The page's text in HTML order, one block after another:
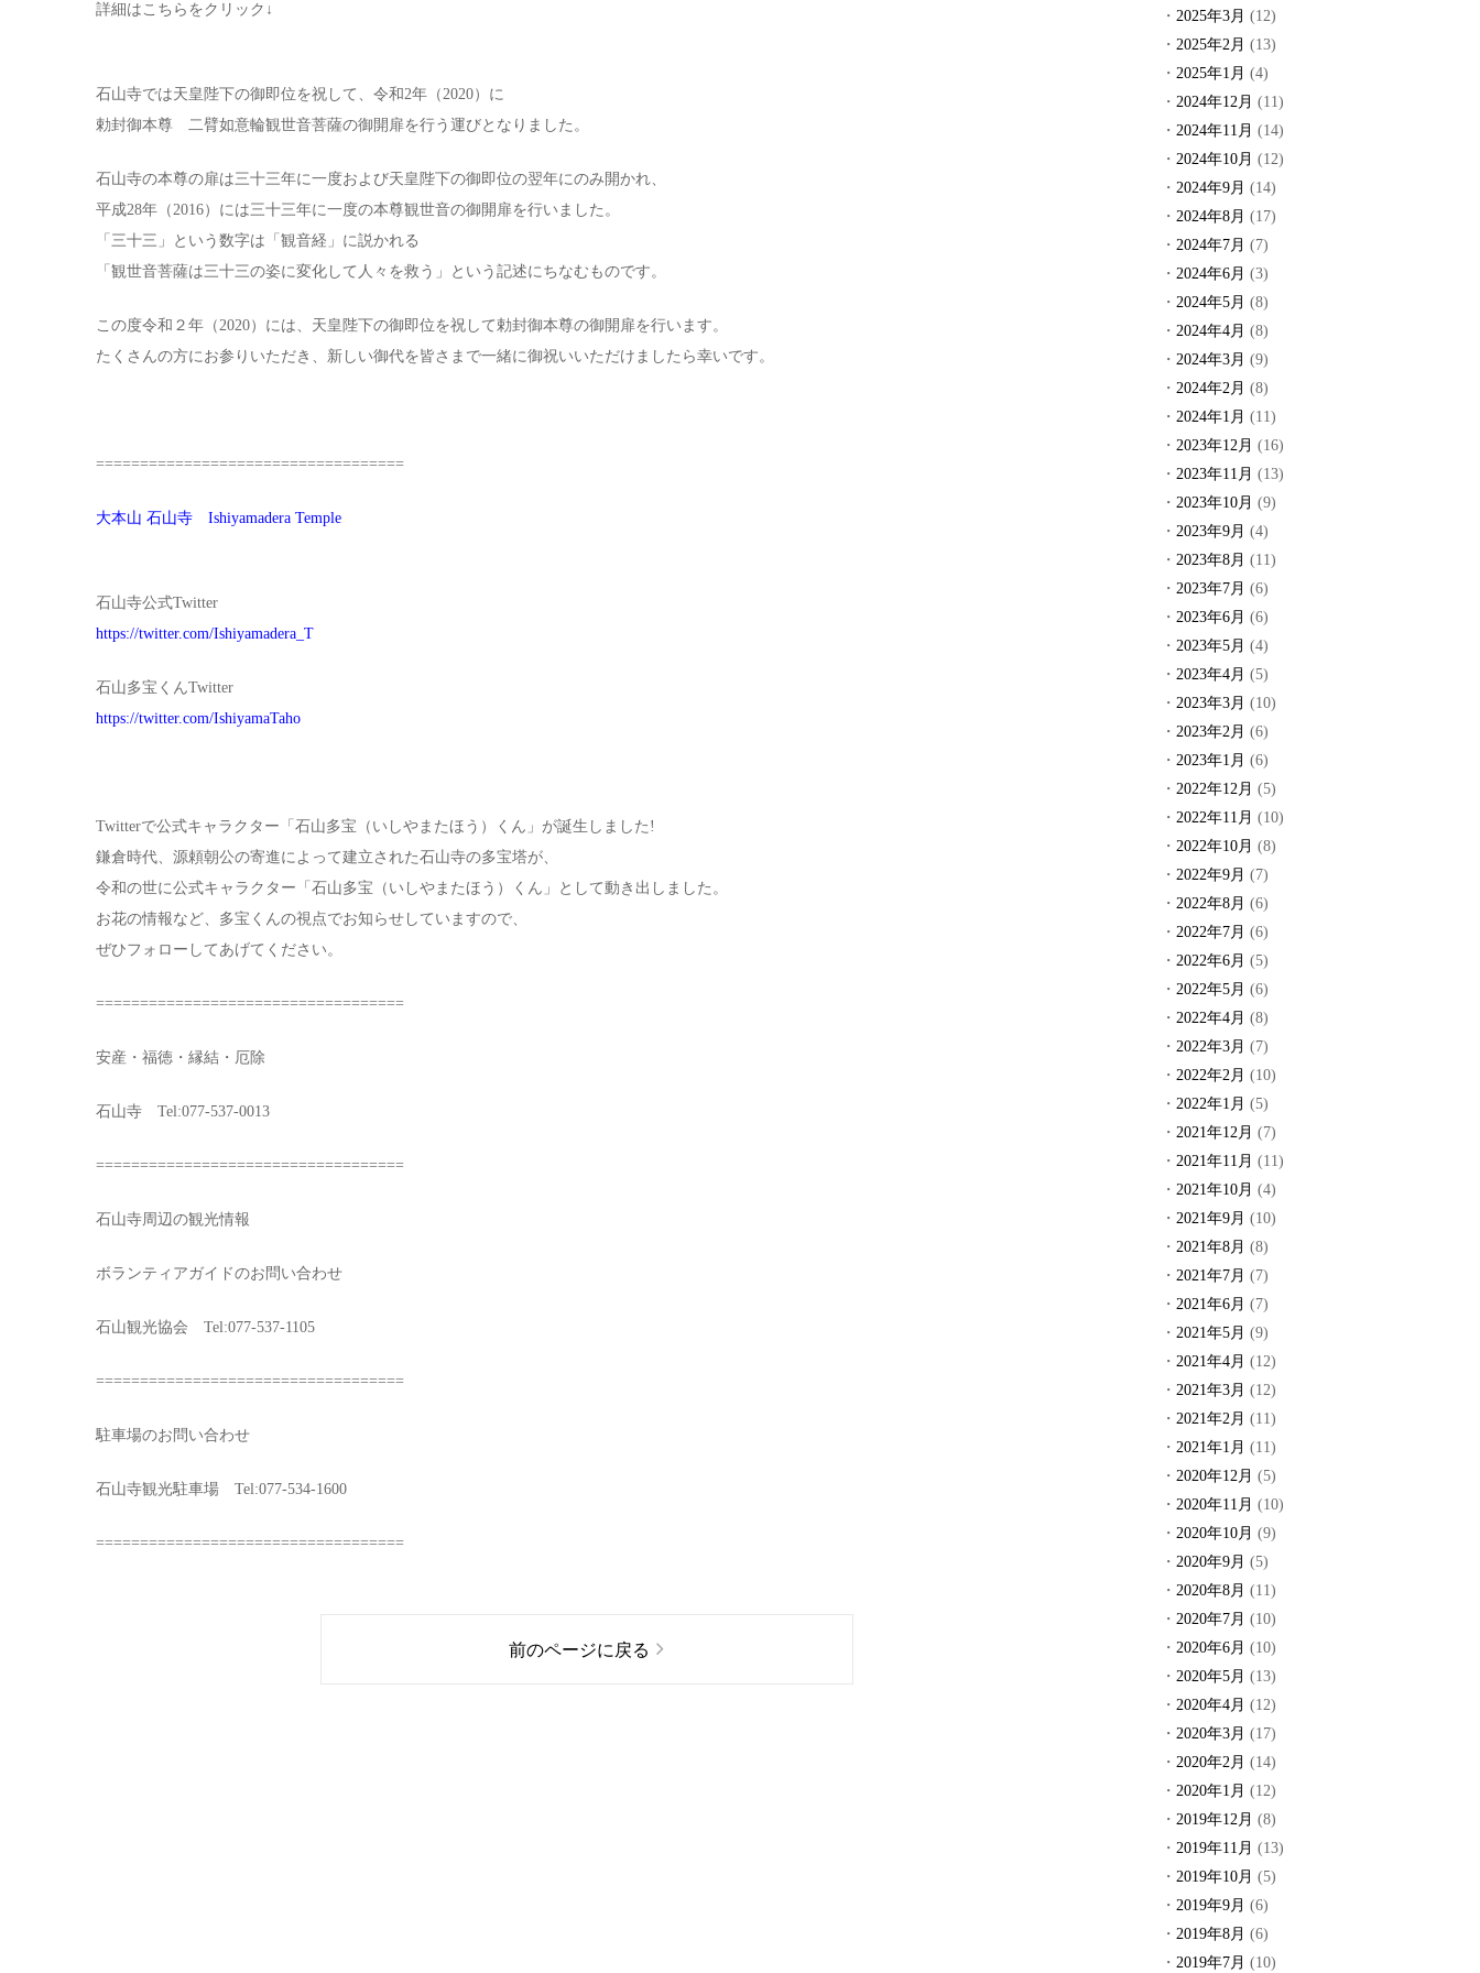
詳細はこちらをクリック↓
石山寺では天皇陛下の御即位を祝して、令和2年（2020）に
勅封御本尊 二臂如意輪観世音菩薩の御開扉を行う運びとなりました。
石山寺の本尊の扉は三十三年に一度および天皇陛下の御即位の翌年にのみ開かれ、
平成28年（2016）には三十三年に一度の本尊観世音の御開扉を行いました。
「三十三」という数字は「観音経」に説かれる
「観世音菩薩は三十三の姿に変化して人々を救う」という記述にちなむものです。
この度令和２年（2020）には、天皇陛下の御即位を祝して勅封御本尊の御開扉を行います。
たくさんの方にお参りいただき、新しい御代を皆さまで一緒に御祝いいただけましたら幸いです。
===================================
大本山 石山寺 Ishiyamadera Temple
石山寺公式Twitter
https://twitter.com/Ishiyamadera_T
石山多宝くんTwitter
https://twitter.com/IshiyamaTaho
Twitterで公式キャラクター「石山多宝（いしやまたほう）くん」が誕生しました!
鎌倉時代、源頼朝公の寄進によって建立された石山寺の多宝塔が、
令和の世に公式キャラクター「石山多宝（いしやまたほう）くん」として動き出しました。
お花の情報など、多宝くんの視点でお知らせしていますので、
ぜひフォローしてあげてください。
===================================
安産・福徳・縁結・厄除
石山寺 Tel:077-537-0013
===================================
石山寺周辺の観光情報
ボランティアガイドのお問い合わせ
石山観光協会 Tel:077-537-1105
===================================
駐車場のお問い合わせ
石山寺観光駐車場 Tel:077-534-1600
===================================
前のページに戻る
2025年3月 (12)
2025年2月 (13)
2025年1月 (4)
2024年12月 (11)
2024年11月 (14)
2024年10月 (12)
2024年9月 (14)
2024年8月 (17)
2024年7月 (7)
2024年6月 (3)
2024年5月 (8)
2024年4月 (8)
2024年3月 (9)
2024年2月 (8)
2024年1月 (11)
2023年12月 (16)
2023年11月 (13)
2023年10月 (9)
2023年9月 (4)
2023年8月 (11)
2023年7月 (6)
2023年6月 (6)
2023年5月 (4)
2023年4月 (5)
2023年3月 (10)
2023年2月 (6)
2023年1月 (6)
2022年12月 (5)
2022年11月 (10)
2022年10月 (8)
2022年9月 (7)
2022年8月 (6)
2022年7月 (6)
2022年6月 (5)
2022年5月 (6)
2022年4月 (8)
2022年3月 (7)
2022年2月 (10)
2022年1月 (5)
2021年12月 (7)
2021年11月 (11)
2021年10月 (4)
2021年9月 (10)
2021年8月 (8)
2021年7月 (7)
2021年6月 (7)
2021年5月 (9)
2021年4月 (12)
2021年3月 (12)
2021年2月 (11)
2021年1月 (11)
2020年12月 (5)
2020年11月 (10)
2020年10月 (9)
2020年9月 (5)
2020年8月 (11)
2020年7月 (10)
2020年6月 (10)
2020年5月 (13)
2020年4月 (12)
2020年3月 (17)
2020年2月 (14)
2020年1月 (12)
2019年12月 (8)
2019年11月 (13)
2019年10月 (5)
2019年9月 (6)
2019年8月 (6)
2019年7月 (10)